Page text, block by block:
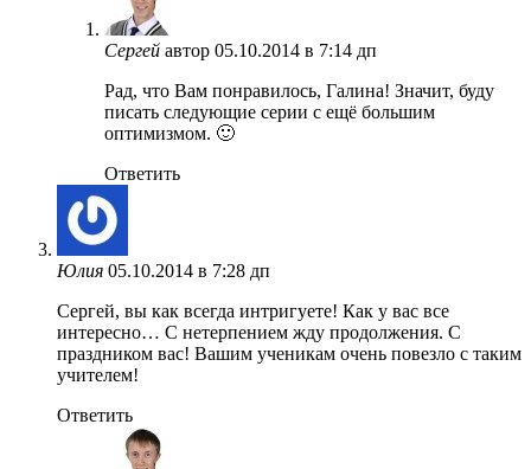
Сергей автор 05.10.2014 в 7:14 дп
Рад, что Вам понравилось, Галина! Значит, буду
писать следующие серии с ещё большим
оптимизмом. 🙂
Ответить
Юлия 05.10.2014 в 7:28 дп
Сергей, вы как всегда интригуете! Как у вас все
интересно… С нетерпением жду продолжения. С
праздником вас! Вашим ученикам очень повезло с таким
учителем!
Ответить